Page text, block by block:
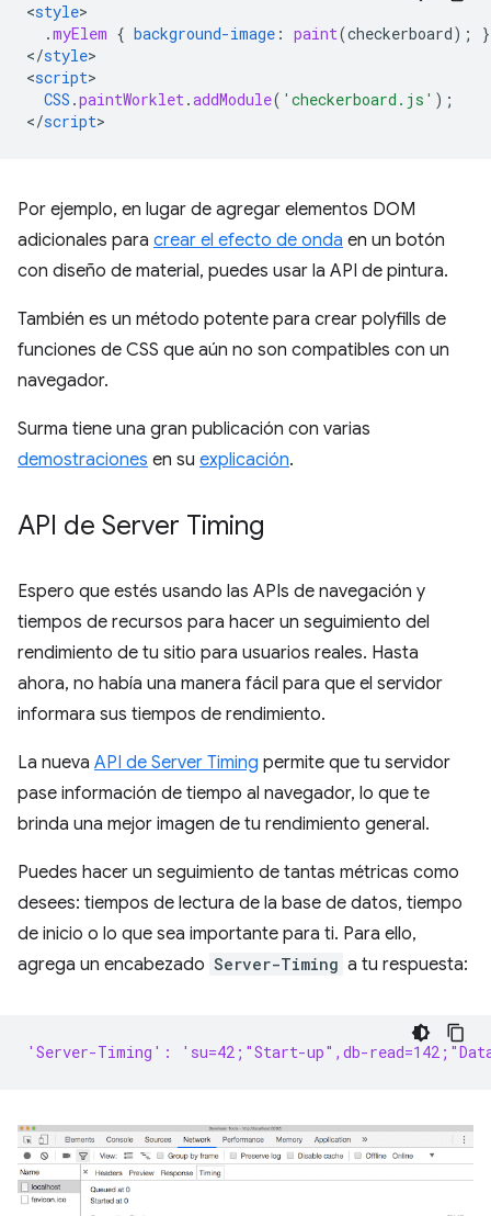
<style
.myElem { background-image : paint(checkerboard);
}
</style>
<script
CSS .paintWorklet.addModule( 'checkerboard.js' );
</script
Por ejemplo, en lugar de agregar elementos DOM
adicionales para crear el efecto de onda en un botón
con diseño de material, puedes usar la API de pintura.
También es un método potente para crear polyfills de
funciones de CSS que aún no son compatibles con un
navegador.
Surma tiene una gran publicación con varias
demostraciones en su explicación.
API de Server Timing
Espero que estés usando las APIs de navegación y
tiempos de recursos para hacer un seguimiento del
rendimiento de tu sitio para usuarios reales. Hasta
ahora, no había una manera fácil para que el servidor
informara sus tiempos de rendimiento.
La nueva API de Server Timing permite que tu servidor
pase información de tiempo al navegador, lo que te
brinda una mejor imagen de tu rendimiento general.
Puedes hacer un seguimiento de tantas métricas como
desees: tiempos de lectura de la base de datos, tiempo
de inicio o lo que sea importante para ti. Para ello,
agrega un encabezado Server-Timing a tu respuesta:
'Server-Timing': 'su=42;"Start-up",db-